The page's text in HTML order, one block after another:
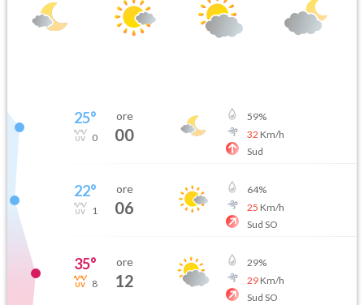
25°
0
ore
00
59%
32 Km/h
Sud
22°
1
ore
06
64%
25 Km/h
Sud SO
35°
8
ore
12
29%
29Km/h
Sud SO